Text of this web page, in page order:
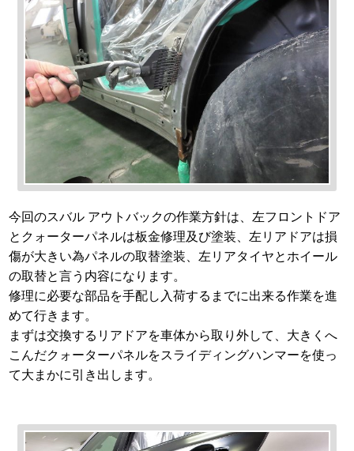
今回のスバル アウトバックの作業方針は、左フロントドア
とクォーターパネルは板金修理及び塗装、左リアドアは損
傷が大きい為パネルの取替塗装、左リアタイヤとホイール
の取替と言う内容になります。
修理に必要な部品を手配し入荷するまでに出来る作業を進
めて行きます。
まずは交換するリアドアを車体から取り外して、大きくへ
こんだクォーターパネルをスライディングハンマーを使っ
て大まかに引き出します。